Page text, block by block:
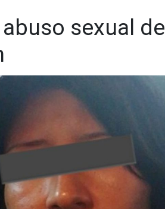
sexual de